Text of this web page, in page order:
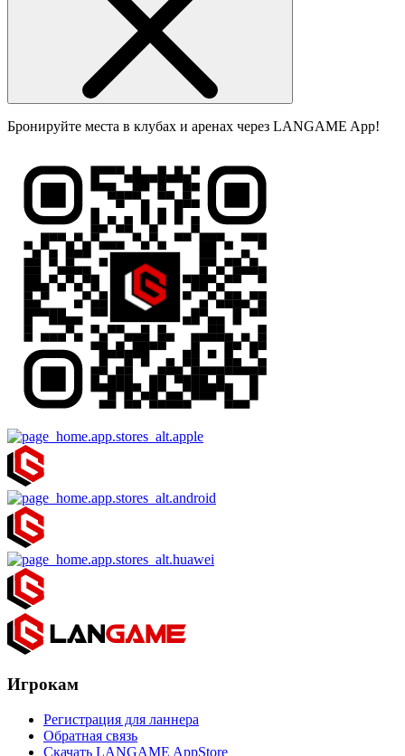
Бронируйте места в клубах и аренах через LANGAME App!
Игрокам
Регистрация для ланнера
Обратная связь
Скачать LANGAME AppStore